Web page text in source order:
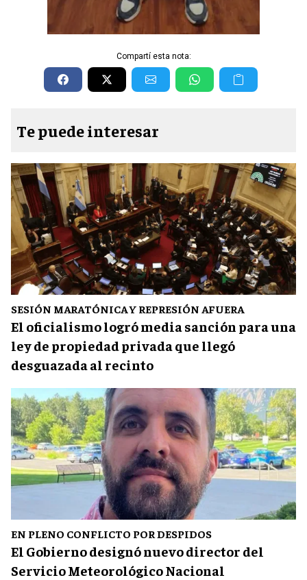
Compartí esta nota:
Te puede interesar
SESIÓN MARATÓNICA Y REPRESIÓN AFUERA
El oficialismo logró media sanción para una
ley de propiedad privada que llegó
desguazada al recinto
EN PLENO CONFLICTO POR DESPIDOS
El Gobierno designó nuevo director del
Servicio Meteorológico Nacional